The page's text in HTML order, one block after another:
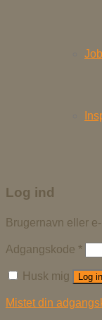
Job
Log ind
Brugernavn eller
Adgangskode *
Husk mig Log
Mistet din